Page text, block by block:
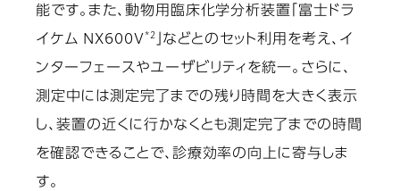
能です。また、動物用臨床化学分析装置「富士ドラ
イケム NX600V *2
」などとのセット利用を考え、イ
ンターフェースやユーザビリティを統一。さらに、
測定中には測定完了までの残り時間を大きく表示
し、装置の近くに行かなくとも測定完了までの時間
を確認できることで、診療効率の向上に寄与しま
す。